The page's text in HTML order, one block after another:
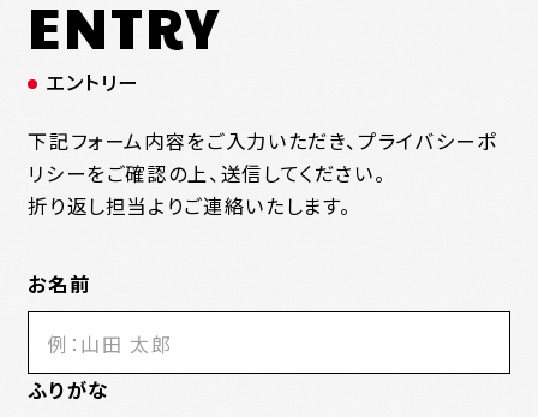
ENTRY
エントリー
下記フォーム内容をご入力いただき、プライバシーポ
リシーをご確認の上、送信してください。
折り返し担当よりご連絡いたします。
お名前
ふりがな